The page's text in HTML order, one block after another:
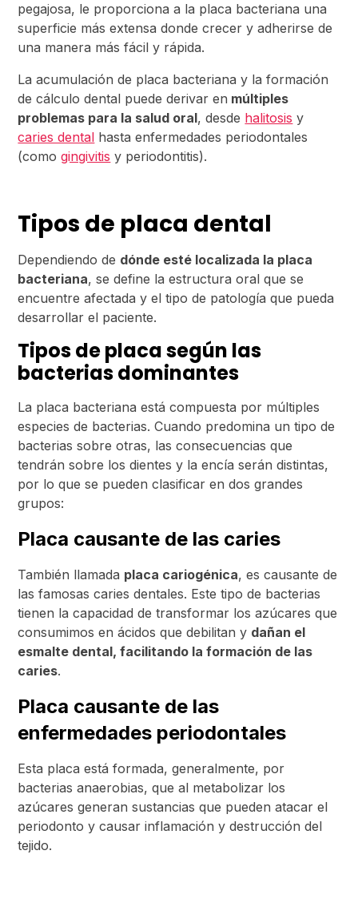
pegajosa, le proporciona a la placa bacteriana una
superficie más extensa donde crecer y adherirse de
una manera más fácil y rápida.
La acumulación de placa bacteriana y la formación
de cálculo dental puede derivar en múltiples
problemas para la salud oral, desde halitosis y
caries dental hasta enfermedades periodontales
(comogingivitis y periodontitis).
Tipos de placa dental
Dependiendo de dónde esté localizada la placa
bacteriana, se define la estructura oral que se
encuentre afectada y el tipo de patología que pueda
desarrollar el paciente.
Tipos de placa según las
bacterias dominantes
La placa bacteriana está compuesta por múltiples
especies de bacterias. Cuando predomina un tipo de
bacterias sobre otras, las consecuencias que
tendrán sobre los dientes y la encía serán distintas,
por lo que se pueden clasificar en dos grandes
grupos:
Placa causante de las caries
También llamada placa cariogénica, es causante de
las famosas caries dentales. Este tipo de bacterias
tienen la capacidad de transformar los azúcares que
consumimos en ácidos que debilitan y dañan el
esmalte dental, facilitando la formación de las
caries.
Placa causante de las
enfermedades periodontales
Esta placa está formada, generalmente, por
bacterias anaerobias, que al metabolizar los
azúcares generan sustancias que pueden atacar el
periodonto y causar inflamación y destrucción del
tejido.